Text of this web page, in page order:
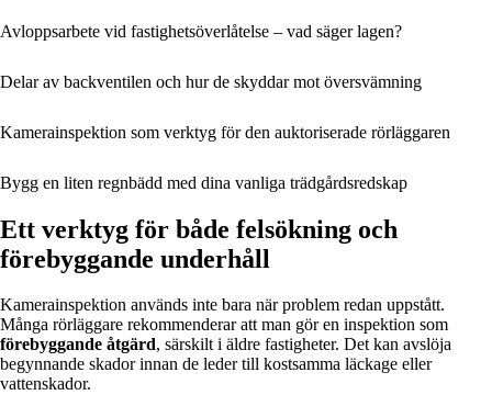
Avloppsarbete vid fastighetsöverlåtelse – vad säger lagen?
Delar av backventilen och hur de skyddar mot översvämning
Kamerainspektion som verktyg för den auktoriserade rörläggaren
Bygg en liten regnbädd med dina vanliga trädgårdsredskap
Ett verktyg för både felsökning och
förebyggande underhåll
Kamerainspektion används inte bara när problem redan uppstått.
Många rörläggare rekommenderar att man gör en inspektion som
förebyggande åtgärd, särskilt i äldre fastigheter. Det kan avslöja
begynnande skador innan de leder till kostsamma läckage eller
vattenskador.